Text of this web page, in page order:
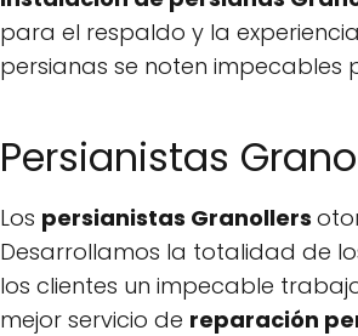
para el respaldo y la
persianas se noten
Persianistas
Los persianistas Granollers
Desarrollamos la totalidad de
los clientes un impecable
mejor servicio de reparación